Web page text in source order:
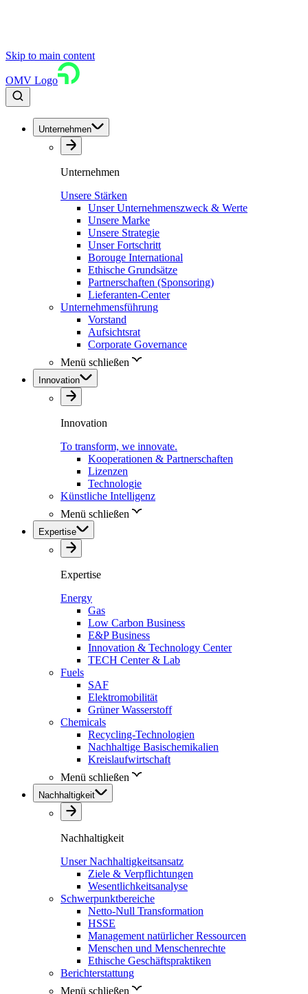
Skip to main content
OMV Logo
Unternehmen
Unternehmen
Unsere Stärken
Unser Unternehmenszweck & Werte
Unsere Marke
Unsere Strategie
Unser Fortschritt
Borouge International
Ethische Grundsätze
Partnerschaften (Sponsoring)
Lieferanten-Center
Unternehmensführung
Vorstand
Aufsichtsrat
Corporate Governance
Menü schließen
Innovation
Innovation
To transform, we innovate.
Kooperationen & Partnerschaften
Lizenzen
Technologie
Künstliche Intelligenz
Menü schließen
Expertise
Expertise
Energy
Gas
Low Carbon Business
E&P Business
Innovation & Technology Center
TECH Center & Lab
Fuels
SAF
Elektromobilität
Grüner Wasserstoff
Chemicals
Recycling-Technologien
Nachhaltige Basischemikalien
Kreislaufwirtschaft
Menü schließen
Nachhaltigkeit
Nachhaltigkeit
Unser Nachhaltigkeitsansatz
Ziele & Verpflichtungen
Wesentlichkeitsanalyse
Schwerpunktbereiche
Netto-Null Transformation
HSSE
Management natürlicher Ressourcen
Menschen und Menschenrechte
Ethische Geschäftspraktiken
Berichterstattung
Menü schließen